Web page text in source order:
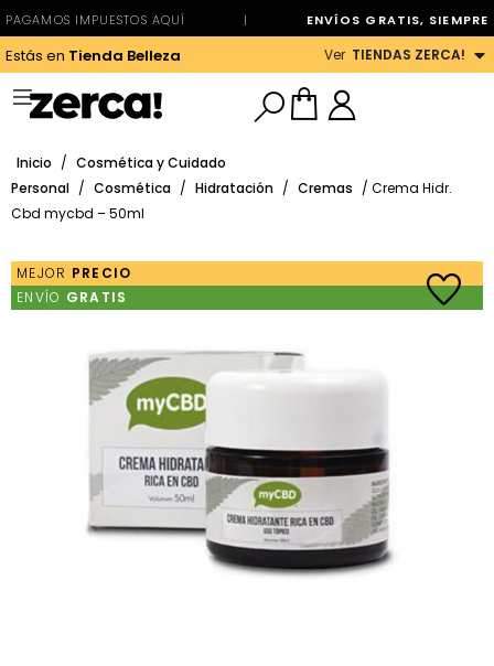
PAGAMOS IMPUESTOS AQUÍ | ENVÍOS GRATIS, SIEMPRE
Estás en Tienda Belleza Ver TIENDAS ZERCA!
Inicio / Cosmética y Cuidado
Personal / Cosmética / Hidratación / Cremas / Crema Hidr.
Cbd mycbd – 50ml
MEJOR PRECIO
ENVÍO GRATIS